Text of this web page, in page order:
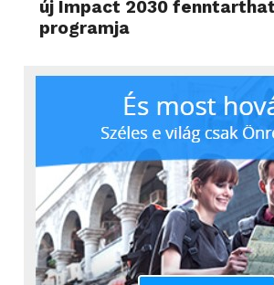
új Impact 2030
programja